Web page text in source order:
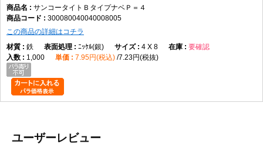
サンコータイトＢタイプナベＰ＝４
300080040040008005
この商品の詳細はコチラ
鉄
ﾆｯｹﾙ(銀) 4 X 8
要確認
1,000
7.95円(税込) 7.23円(税抜)
ユーザーレビュー